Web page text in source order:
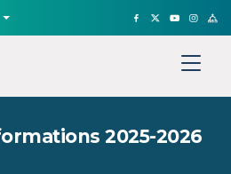
2025-2026